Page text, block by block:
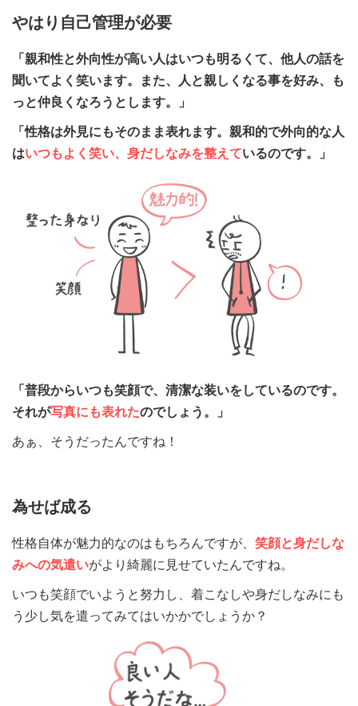
やはり自己管理が必要
「親和性と外向性が高い人はいつも明るくて、他人の話を
聞いてよく笑います。また、人と親しくなる事を好み、も
っと仲良くなろうとします。」
「性格は外見にもそのまま表れます。親和的で外向的な人
はいつもよく笑い、身だしなみを整えているのです。」
「普段からいつも笑顔で、清潔な装いをしているのです。
それが写真にも表れたのでしょう。」
あぁ、そうだったんですね！
為せば成る
性格自体が魅力的なのはもちろんですが、 笑顔と身だしな
みへの気遣いがより綺麗に見せていたんですね。
いつも笑顔でいようと努力し、着こなしや身だしなみにも
う少し気を遣ってみてはいかかでしょうか？